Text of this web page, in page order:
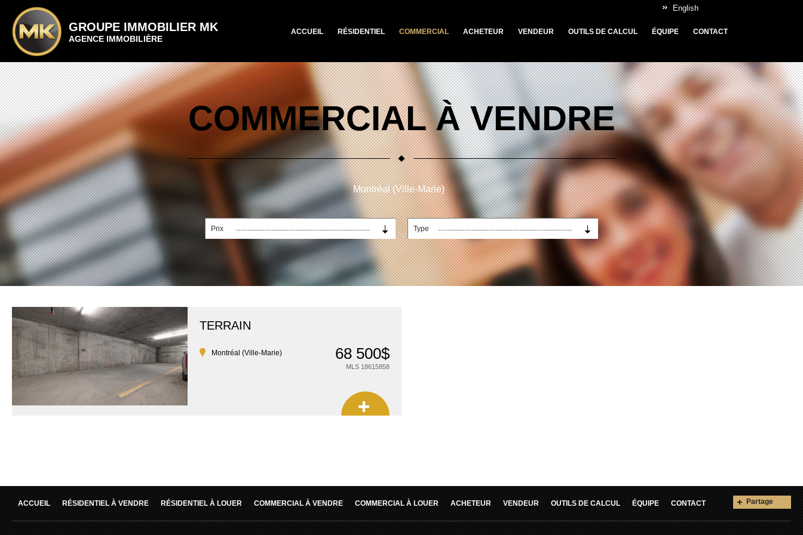
GROUPE IMMOBILIER MK
AGENCE IMMOBILIÈRE
English
ACCUEIL RÉSIDENTIEL COMMERCIAL ACHETEUR VENDEUR OUTILS DE CALCUL ÉQUIPE CONTACT
COMMERCIAL À VENDRE
Montréal (Ville-Marie)
Prix Type
TERRAIN
Montréal (Ville-Marie) 68 500$
MLS 18615858
ACCUEIL RÉSIDENTIEL À VENDRE RÉSIDENTIEL À LOUER COMMERCIAL À VENDRE COMMERCIAL À LOUER ACHETEUR VENDEUR OUTILS DE CALCUL ÉQUIPE CONTACT Partage